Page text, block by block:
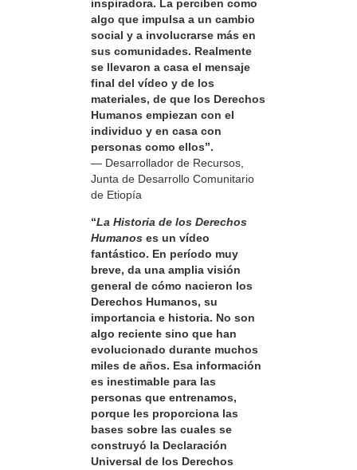
inspiradora. La perciben como
algo que impulsa a un cambio
social y a involucrarse más en
sus comunidades. Realmente
se llevaron a casa el mensaje
final del vídeo y de los
materiales, de que los Derechos
Humanos empiezan con el
individuo y en casa con
personas como ellos”.
— Desarrollador de Recursos,
Junta de Desarrollo Comunitario
de Etiopía
“La Historia de los Derechos
Humanos es un vídeo
fantástico. En período muy
breve, da una amplia visión
general de cómo nacieron los
Derechos Humanos, su
importancia e historia. No son
algo reciente sino que han
evolucionado durante muchos
miles de años. Esa información
es inestimable para las
personas que entrenamos,
porque les proporciona las
bases sobre las cuales se
construyó la Declaración
Universal de los Derechos